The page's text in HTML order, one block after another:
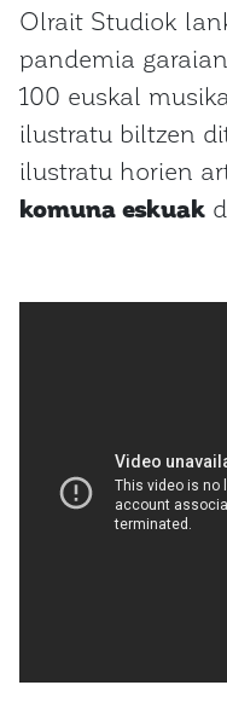
Olrait Studiok
pandemia
100 euskal
ilustratu biltzen
ilustratu horien
komuna eskuak